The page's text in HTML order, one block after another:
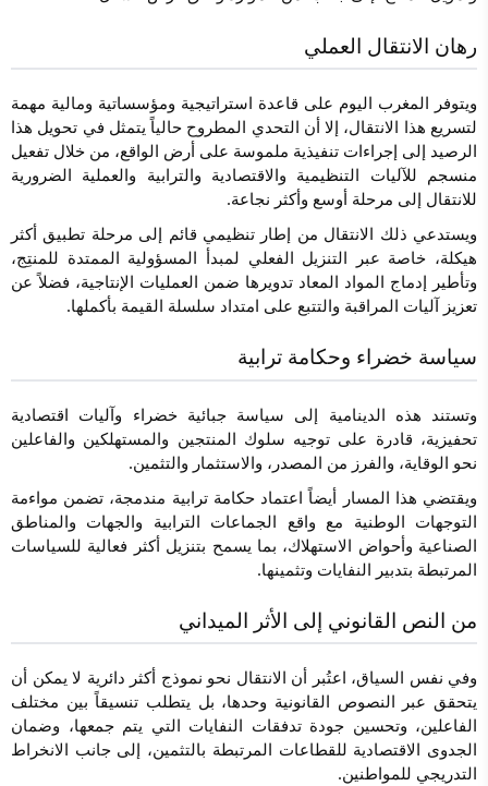
رهان الانتقال العملي
ويتوفر المغرب اليوم على قاعدة استراتيجية ومؤسساتية ومالية مهمة
لتسريع هذا الانتقال، إلا أن التحدي المطروح حالياً يتمثل في تحويل هذا
الرصيد إلى إجراءات تنفيذية ملموسة على أرض الواقع، من خلال تفعيل
منسجم للآليات التنظيمية والاقتصادية والترابية والعملية الضرورية
للانتقال إلى مرحلة أوسع وأكثر نجاعة.
ويستدعي ذلك الانتقال من إطار تنظيمي قائم إلى مرحلة تطبيق أكثر
هيكلة، خاصة عبر التنزيل الفعلي لمبدأ المسؤولية الممتدة للمنتِج،
وتأطير إدماج المواد المعاد تدويرها ضمن العمليات الإنتاجية، فضلاً عن
تعزيز آليات المراقبة والتتبع على امتداد سلسلة القيمة بأكملها.
سياسة خضراء وحكامة ترابية
وتستند هذه الدينامية إلى سياسة جبائية خضراء وآليات اقتصادية
تحفيزية، قادرة على توجيه سلوك المنتجين والمستهلكين والفاعلين
نحو الوقاية، والفرز من المصدر، والاستثمار والتثمين.
ويقتضي هذا المسار أيضاً اعتماد حكامة ترابية مندمجة، تضمن مواءمة
التوجهات الوطنية مع واقع الجماعات الترابية والجهات والمناطق
الصناعية وأحواض الاستهلاك، بما يسمح بتنزيل أكثر فعالية للسياسات
المرتبطة بتدبير النفايات وتثمينها.
من النص القانوني إلى الأثر الميداني
وفي نفس السياق، اعتُبر أن الانتقال نحو نموذج أكثر دائرية لا يمكن أن
يتحقق عبر النصوص القانونية وحدها، بل يتطلب تنسيقاً بين مختلف
الفاعلين، وتحسين جودة تدفقات النفايات التي يتم جمعها، وضمان
الجدوى الاقتصادية للقطاعات المرتبطة بالتثمين، إلى جانب الانخراط
التدريجي للمواطنين.